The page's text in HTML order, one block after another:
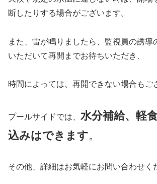
断したりする場合がございます。
また、雷が鳴りましたら、監視員の誘導
いただいて再開までお待ちいただき、
時間によっては、再開できない場合もご
プールサイドでは、 水分補給、軽
込みはできます。
その他、詳細はお気軽にお問い合わせく